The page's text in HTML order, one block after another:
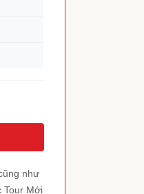
như
Tour Mới